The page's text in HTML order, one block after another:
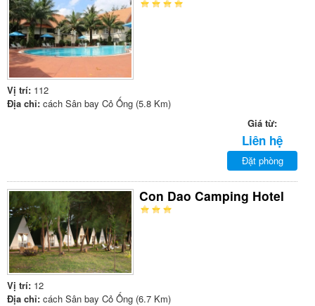
Vị trí: 112
Địa chỉ: cách Sân bay Cỏ Ống (5.8 Km)
Giá từ:
Liên hệ
Đặt phòng
Con Dao Camping Hotel
Vị trí: 12
Địa chỉ: cách Sân bay Cỏ Ống (6.7 Km)